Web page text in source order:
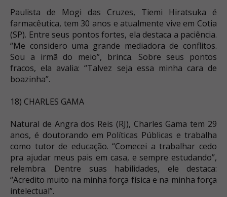
Paulista de Mogi das Cruzes, Tiemi Hiratsuka é
farmacêutica, tem 30 anos e atualmente vive em Cotia
(SP). Entre seus pontos fortes, ela destaca a paciência.
“Me considero uma grande mediadora de conflitos.
Sou a irmã do meio”, brinca. Sobre seus pontos
fracos, ela avalia: “Talvez seja essa minha cara de
boazinha”.
18) CHARLES GAMA
Natural de Angra dos Reis (RJ), Charles Gama tem 29
anos, é doutorando em Políticas Públicas e trabalha
como tutor de educação. “Comecei a trabalhar cedo
pra ajudar meus pais em casa, e sempre estudando”,
relembra. Dentre suas habilidades, ele destaca:
“Acredito muito na minha força física e na minha força
intelectual”.